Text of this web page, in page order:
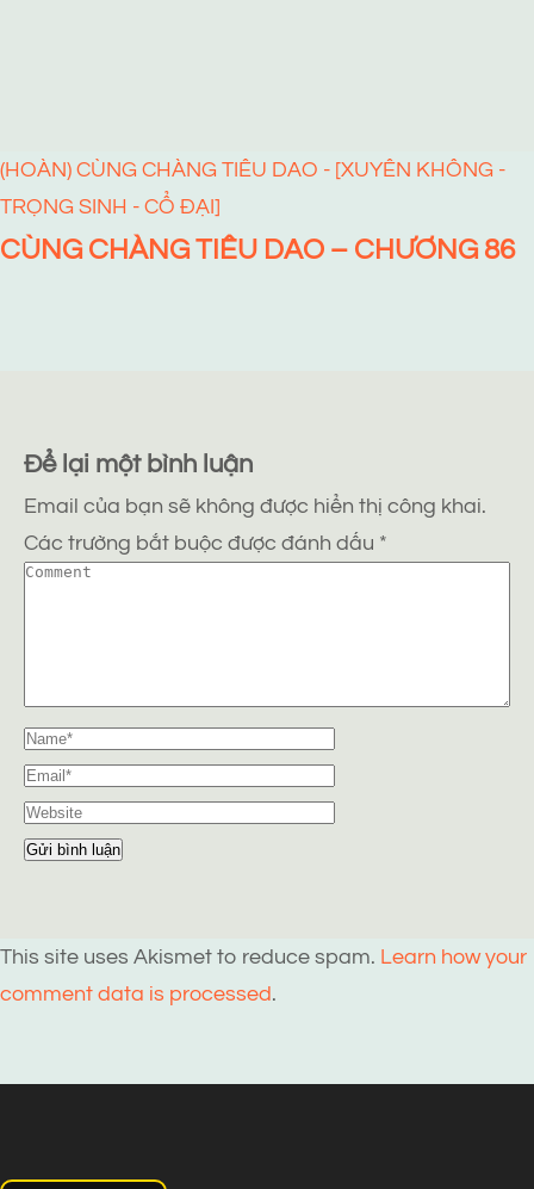
(HOÀN) CÙNG CHÀNG TIÊU DAO - [XUYÊN KHÔNG -
TRỌNG SINH - CỔ ĐẠI]
CÙNG CHÀNG TIÊU DAO – CHƯƠNG 86
Để lại một bình luận
Email của bạn sẽ không được hiển thị công khai.
Các trường bắt buộc được đánh dấu *
This site uses Akismet to reduce spam. Learn how your
comment data is processed.